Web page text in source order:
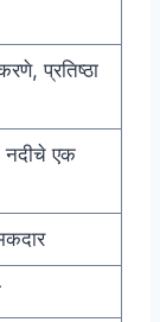
प्रतिष्ठा
नदीचे एक